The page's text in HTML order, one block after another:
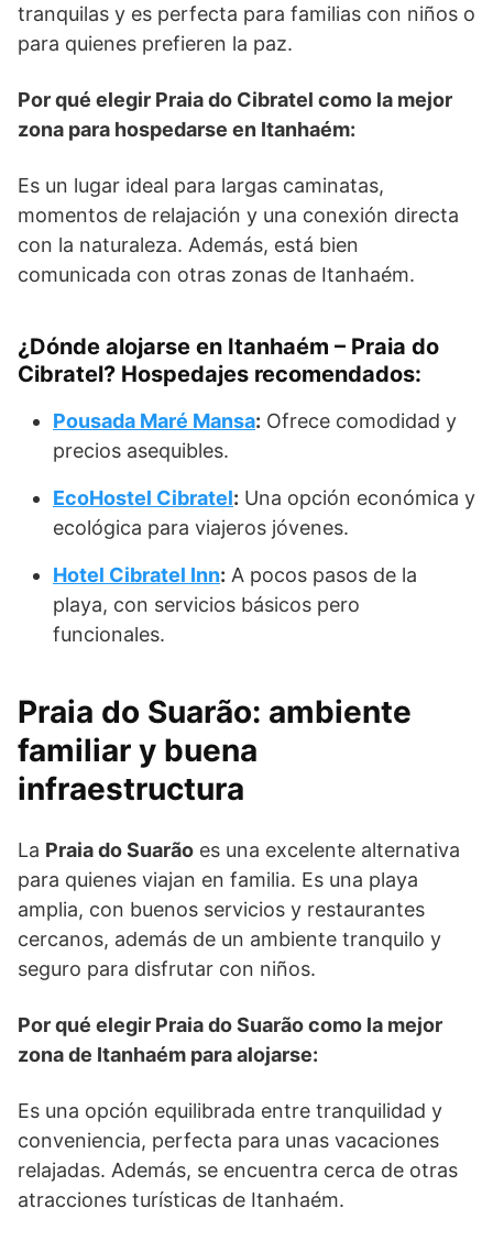
tranquilas y es perfecta para familias con niños o
para quienes prefieren la paz.
Por qué elegir Praia do Cibratel como la mejor
zona para hospedarse en Itanhaém:
Es un lugar ideal para largas caminatas,
momentos de relajación y una conexión directa
con la naturaleza. Además, está bien
comunicada con otras zonas de Itanhaém.
¿Dónde alojarse en Itanhaém – Praia do
Cibratel? Hospedajes recomendados:
Pousada Maré Mansa: Ofrece comodidad y
precios asequibles.
EcoHostel Cibratel: Una opción económica y
ecológica para viajeros jóvenes.
Hotel Cibratel Inn: A pocos pasos de la
playa, con servicios básicos pero
funcionales.
Praia do Suarão: ambiente
familiar y buena
infraestructura
La Praia do Suarão es una excelente alternativa
para quienes viajan en familia. Es una playa
amplia, con buenos servicios y restaurantes
cercanos, además de un ambiente tranquilo y
seguro para disfrutar con niños.
Por qué elegir Praia do Suarão como la mejor
zona de Itanhaém para alojarse:
Es una opción equilibrada entre tranquilidad y
conveniencia, perfecta para unas vacaciones
relajadas. Además, se encuentra cerca de otras
atracciones turísticas de Itanhaém.